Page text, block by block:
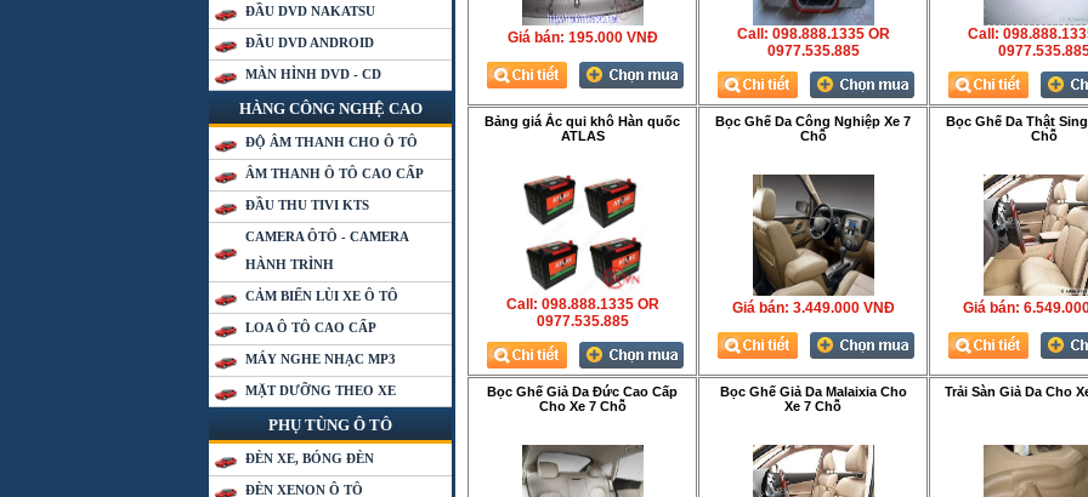
ĐẦU DVD NAKATSU
ĐẦU DVD ANDROID
MÀN HÌNH DVD - CD
HÀNG CÔNG NGHỆ CAO
ĐỘ ÂM THANH CHO Ô TÔ
ÂM THANH Ô TÔ CAO CẤP
ĐẦU THU TIVI KTS
CAMERA ÔTÔ - CAMERA
HÀNH TRÌNH
CẢM BIẾN LÙI XE Ô TÔ
LOA Ô TÔ CAO CẤP
MÁY NGHE NHẠC MP3
MẶT DƯỠNG THEO XE
PHỤ TÙNG Ô TÔ
ĐÈN XE, BÓNG ĐÈN
ĐÈN XENON Ô TÔ
Giá bán: 195.000 VNÐ
Call: 098.888.1335 OR
0977.535.885
Call:
Bảng giá Ắc qui khô Hàn quốc
ATLAS
Call: 098.888.1335 OR
0977.535.885
Bọc Ghế Da Công Nghiệp Xe 7
Chỗ
Giá bán: 3.449.000 VNÐ
Bọc Ghế Da Thật
Chỗ
Giá bán:
Bọc Ghế Giả Da Đức Cao Cấp
Cho Xe 7 Chỗ
Bọc Ghế Giả Da Malaixia Cho
Xe 7 Chỗ
Trải Sàn Giả Da Cho